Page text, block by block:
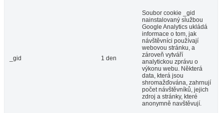
_gid 1 den
Soubor cookie _gid
nainstalovaný službou
Google Analytics ukládá
informace o tom, jak
návštěvníci používají
webovou stránku, a
zároveň vytváří
analytickou zprávu o
výkonu webu. Některá
data, která jsou
shromažďována, zahrnují
počet návštěvníků, jejich
zdroj a stránky, které
anonymně navštěvují.